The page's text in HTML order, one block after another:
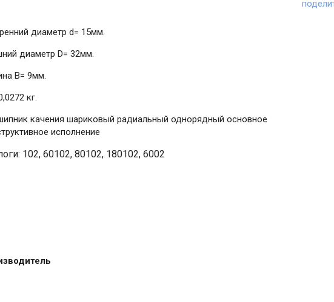
диаметр d= 15мм.
диаметр D= 32мм.
B= 9мм.
кг.
качения шариковый радиальный однорядный основное
исполнение
102, 60102, 80102, 180102, 6002